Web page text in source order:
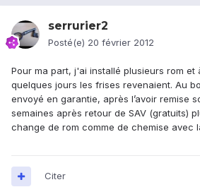
serrurier2
Posté(e) 20 février 2012
Pour ma part, j'ai installé plusieurs rom et
quelques jours les frises revenaient. Au
envoyé en garantie, après l’avoir remise
semaines après retour de SAV (gratuits)
change de rom comme de chemise avec
Citer